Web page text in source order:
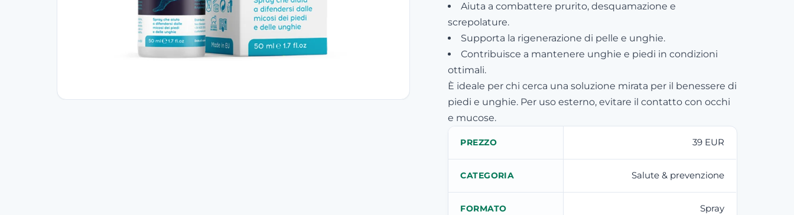
Aiuta a combattere prurito, desquamazione e
screpolature.
Supporta la rigenerazione di pelle e unghie.
Contribuisce a mantenere unghie e piedi in condizioni
ottimali.
È ideale per chi cerca una soluzione mirata per il benessere di
piedi e unghie. Per uso esterno, evitare il contatto con occhi
e mucose.
PREZZO 39 EUR
CATEGORIA Salute & prevenzione
FORMATO Spray